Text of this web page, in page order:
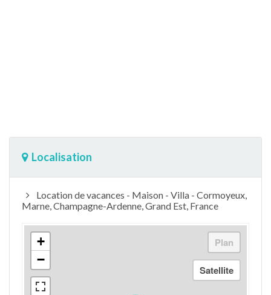
Localisation
Location de vacances - Maison - Villa - Cormoyeux,
Marne, Champagne-Ardenne, Grand Est, France
+
−